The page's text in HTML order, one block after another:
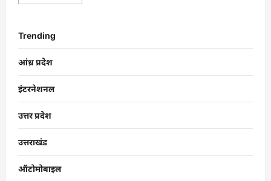
Trending
आंध्र प्रदेश
इंटरनेशनल
उत्तर प्रदेश
उत्तराखंड
ऑटोमोबाइल